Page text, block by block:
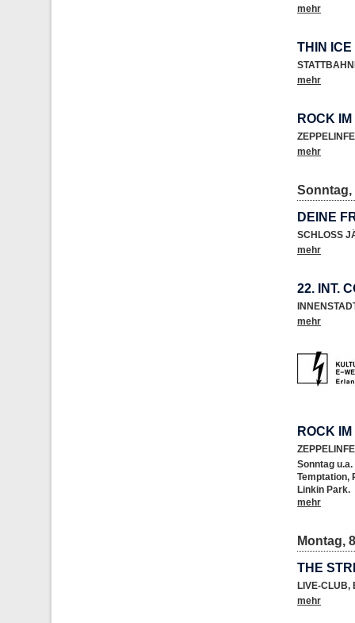
mehr
THIN ICE
mehr
ROCK
mehr
Sonntag,
DEINE
SCHLOSS
mehr
22. INT.
mehr
ROCK
Sonntag
Temptation,
Linkin Park.
mehr
Montag,
THE
LIVE-CLUB,
mehr